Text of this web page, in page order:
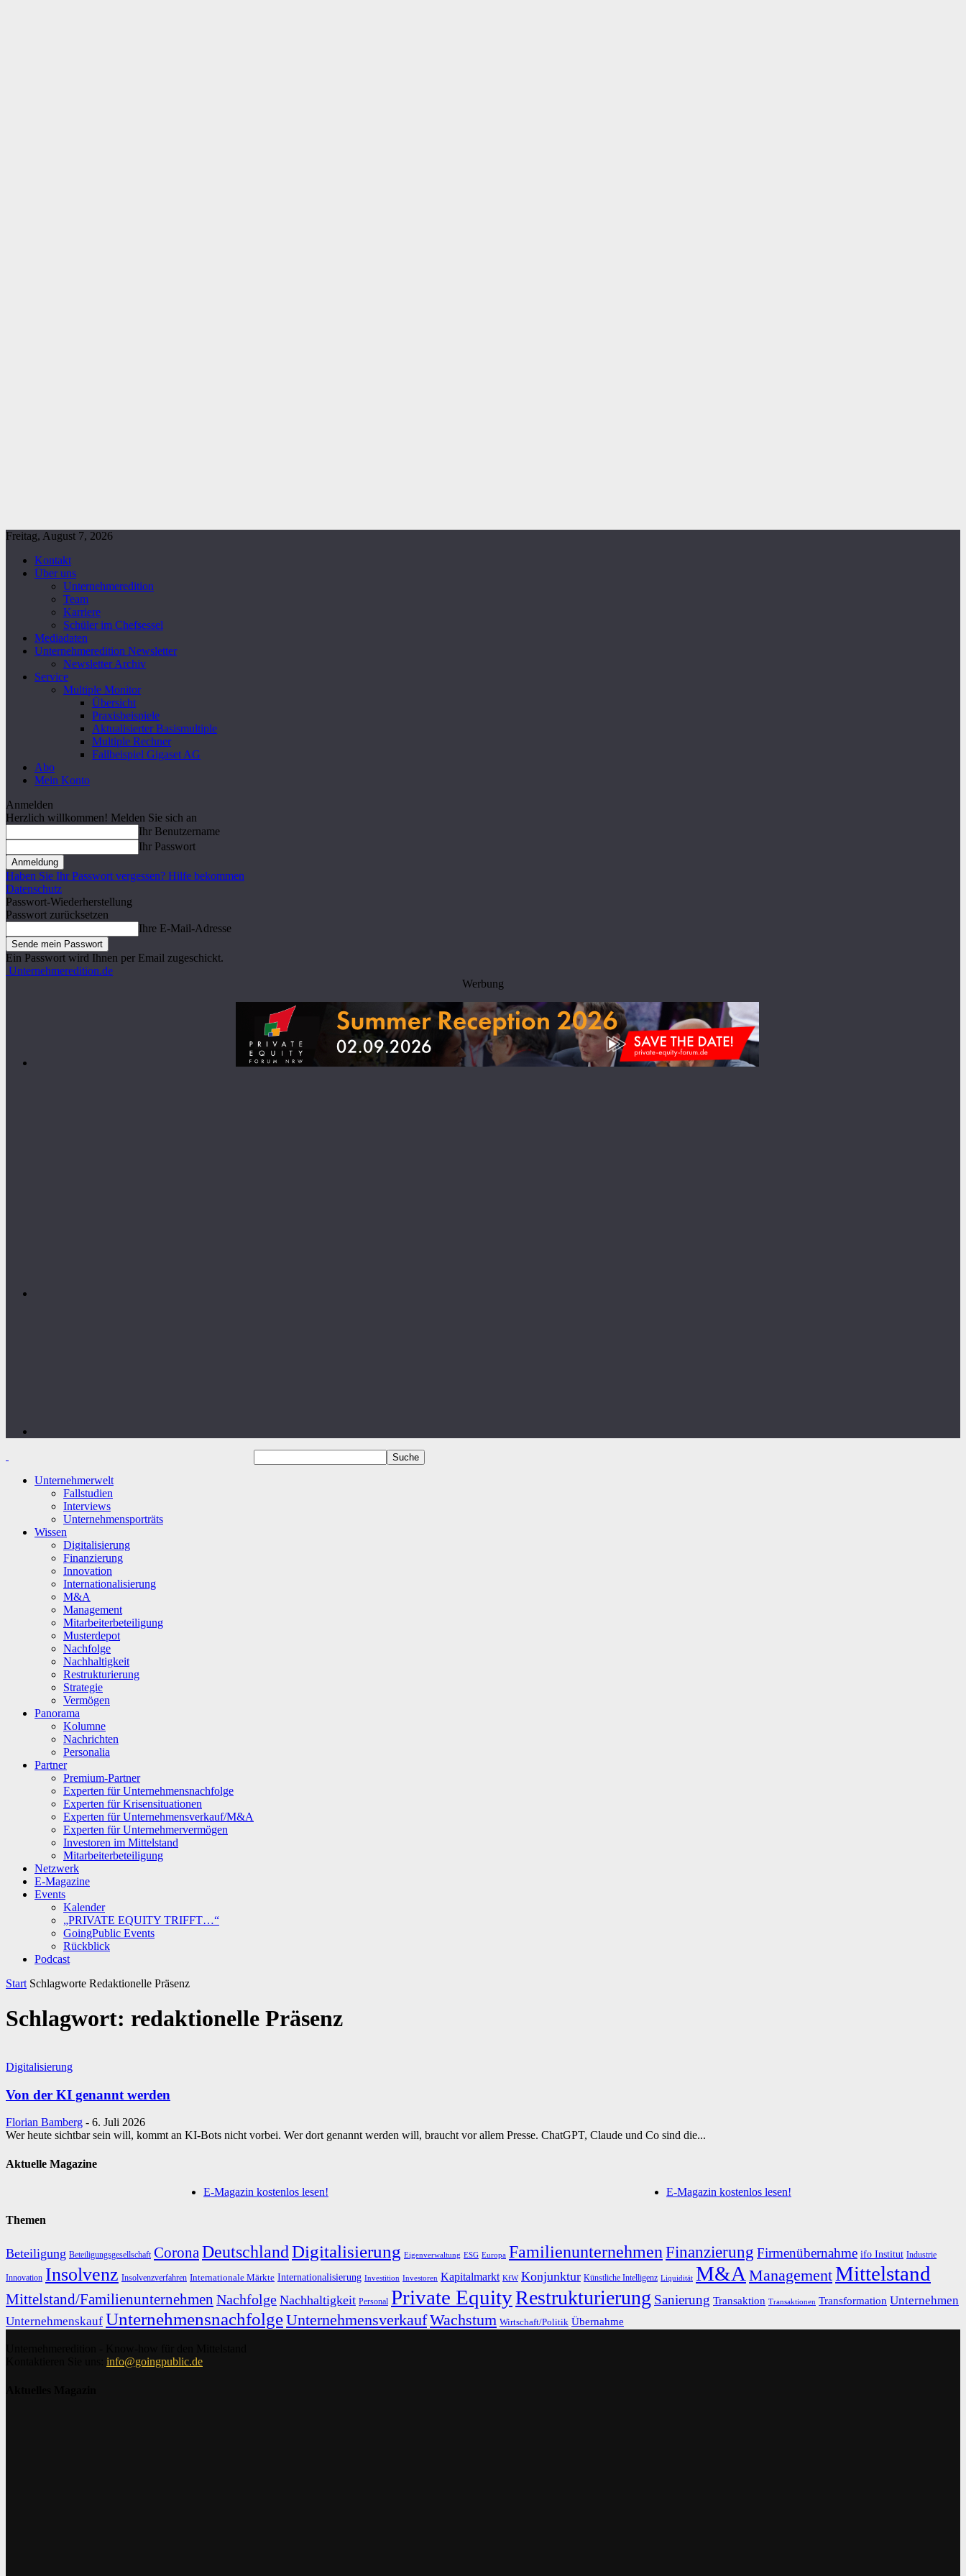
Freitag, August 7, 2026
Kontakt
Über uns
Unternehmeredition
Team
Karriere
Schüler im Chefsessel
Mediadaten
Unternehmeredition Newsletter
Newsletter Archiv
Service
Multiple Monitor
Übersicht
Praxisbeispiele
Aktualisierter Basismultiple
Multiple Rechner
Fallbeispiel Gigaset AG
Abo
Mein Konto
Anmelden
Herzlich willkommen! Melden Sie sich an
Ihr Benutzername
Ihr Passwort
Haben Sie Ihr Passwort vergessen? Hilfe bekommen
Datenschutz
Passwort-Wiederherstellung
Passwort zurücksetzen
Ihre E-Mail-Adresse
Ein Passwort wird Ihnen per Email zugeschickt.
Unternehmeredition.de
Werbung
Unternehmerwelt
Fallstudien
Interviews
Unternehmensporträts
Wissen
Digitalisierung
Finanzierung
Innovation
Internationalisierung
M&A
Management
Mitarbeiterbeteiligung
Musterdepot
Nachfolge
Nachhaltigkeit
Restrukturierung
Strategie
Vermögen
Panorama
Kolumne
Nachrichten
Personalia
Partner
Premium-Partner
Experten für Unternehmensnachfolge
Experten für Krisensituationen
Experten für Unternehmensverkauf/M&A
Experten für Unternehmervermögen
Investoren im Mittelstand
Mitarbeiterbeteiligung
Netzwerk
E-Magazine
Events
Kalender
„PRIVATE EQUITY TRIFFT…“
GoingPublic Events
Rückblick
Podcast
Start Schlagworte Redaktionelle Präsenz
Schlagwort: redaktionelle Präsenz
Digitalisierung
Von der KI genannt werden
Florian Bamberg - 6. Juli 2026
Wer heute sichtbar sein will, kommt an KI-Bots nicht vorbei. Wer dort genannt werden will, braucht vor allem Presse. ChatGPT, Claude und Co sind die...
Aktuelle Magazine
E-Magazin kostenlos lesen! E-Magazin kostenlos lesen!
Themen
Beteiligung Beteiligungsgesellschaft CoronaDeutschlandDigitalisierung Eigenverwaltung ESG Europa FamilienunternehmenFinanzierung Firmenübernahme ifo Institut Industrie
Innovation Insolvenz Insolvenzverfahren Internationale Märkte Internationalisierung Investition Investoren Kapitalmarkt KfW Konjunktur Künstliche Intelligenz Liquidität M&A ManagementMittelstand
Mittelstand/Familienunternehmen Nachfolge Nachhaltigkeit Personal Private EquityRestrukturierung Sanierung Transaktion Transaktionen Transformation Unternehmen
Unternehmenskauf UnternehmensnachfolgeUnternehmensverkaufWachstum Wirtschaft/Politik Übernahme
info@goingpublic.de